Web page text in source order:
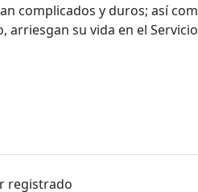
complicados y duros; así
su vida en el
registrado